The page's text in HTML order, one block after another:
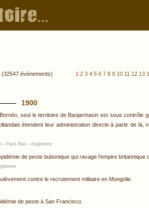
1 2 3 4 5 6 7 8 9 10 11 12 13
(32547 événements)
1900
seul le territoire de Banjarmasin est sous contrôle
étendent leur administration directe à partir de
- Pays Bas - Angleterre
de peste bubonique qui ravage l'empire britannique
contre le recrutement militaire en Mongolie.
de peste à San Francisco.